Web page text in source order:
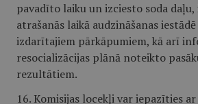
pavadīto laiku un izciesto soda
atrašanās laikā audzināšanas
izdarītajiem pārkāpumiem, kā arī
resocializācijas plānā noteikto
rezultātiem.
16. Komisijas locekļi var iepazīties